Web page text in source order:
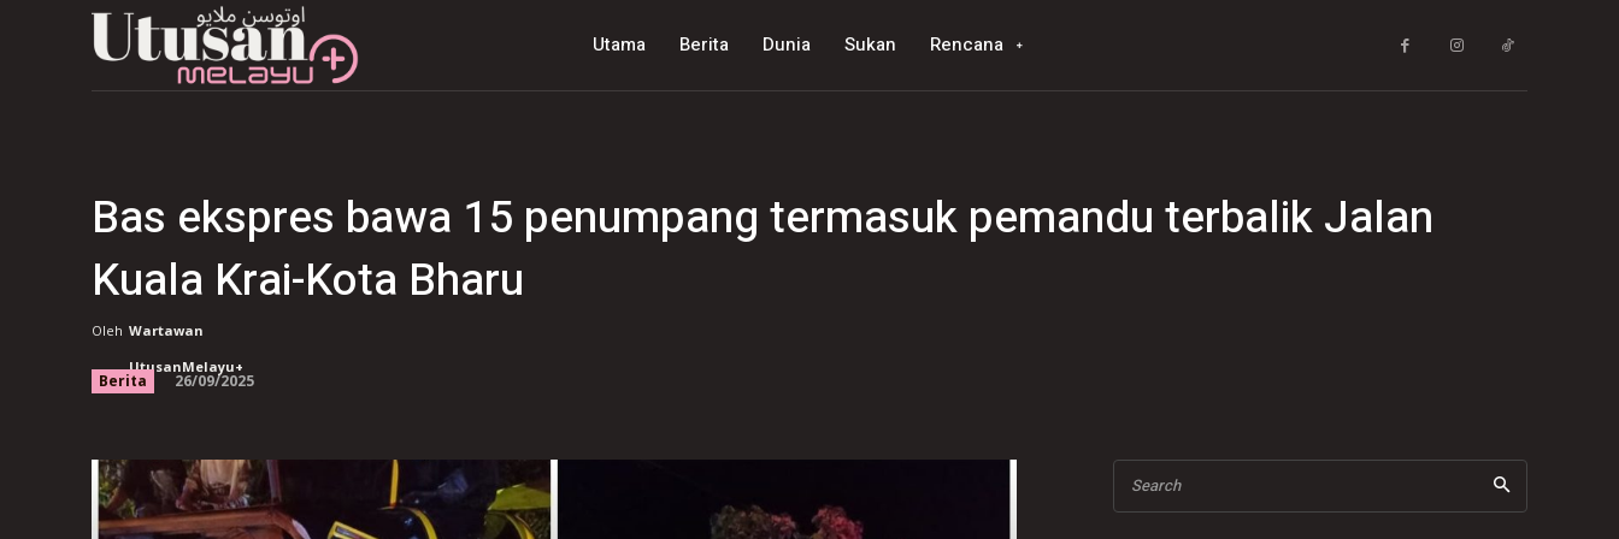
Utama Berita Dunia Sukan Rencana
Bas ekspres bawa 15 penumpang termasuk pemandu terbalik Jalan
Kuala Krai-Kota Bharu
Oleh Wartawan
UtusanMelayu+
Berita 26/09/2025
Search